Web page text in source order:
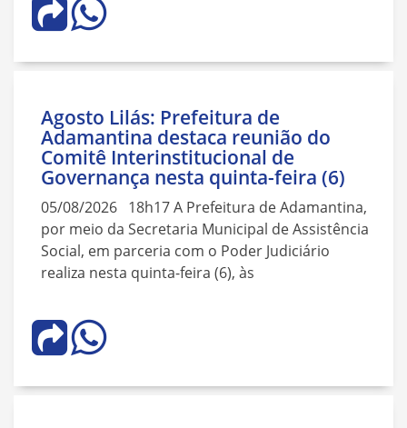
Agosto Lilás: Prefeitura de
Adamantina destaca reunião do
Comitê Interinstitucional de
Governança nesta quinta-feira (6)
05/08/2026 18h17 A Prefeitura de Adamantina,
por meio da Secretaria Municipal de Assistência
Social, em parceria com o Poder Judiciário
realiza nesta quinta-feira (6), às